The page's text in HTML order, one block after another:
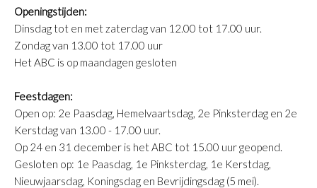
Openingstijden:
Dinsdag tot en met zaterdag van 12.00 tot 17.00 uur.
Zondag van 13.00 tot 17.00 uur
Het ABC is op maandagen gesloten
Feestdagen:
Open op: 2e Paasdag, Hemelvaartsdag, 2e Pinksterdag en 2e
Kerstdag van 13.00 - 17.00 uur.
Op 24 en 31 december is het ABC tot 15.00 uur geopend.
Gesloten op: 1e Paasdag, 1e Pinksterdag, 1e Kerstdag,
Nieuwjaarsdag, Koningsdag en Bevrijdingsdag (5 mei).